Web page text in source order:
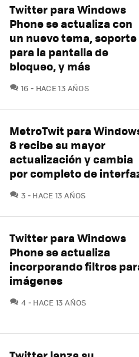
Twitter para Windows
Phone se actualiza con
un nuevo tema, soporte
para la pantalla de
bloqueo, y más
16 COMENTARIOS
HACE 13 AÑOS
MetroTwit para
8 recibe su mayor
actualización y cambia
por completo de
3 COMENTARIOS
HACE 13 AÑOS
Twitter para Windows
Phone se actualiza
incorporando filtros
imágenes
4 COMENTARIOS
HACE 13 AÑOS